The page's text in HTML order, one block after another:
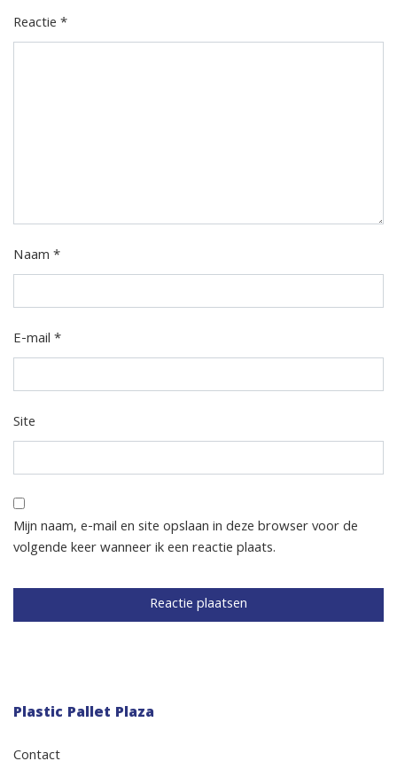
Reactie*
Naam*
E-mail*
Site
Mijn naam, e-mail en site opslaan in deze browser voor de
volgende keer wanneer ik een reactie plaats.
Plastic Pallet Plaza
Contact